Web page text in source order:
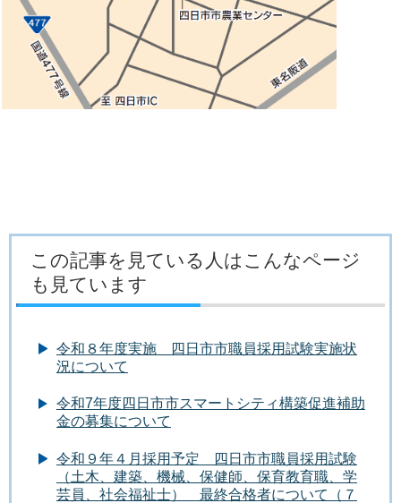
この記事を見ている人はこんなページ
も見ています
令和８年度実施 四日市市職員採用試験実施状
況について
令和7年度四日市市スマートシティ構築促進補助
金の募集について
令和９年４月採用予定 四日市市職員採用試験
（土木、建築、機械、保健師、保育教育職、学
芸員、社会福祉士） 最終合格者について（７